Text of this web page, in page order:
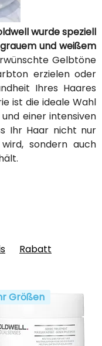
wurde speziell
und weißem
Gelbtöne
erzielen oder
Ihres Haares
ist die ideale Wahl
einer intensiven
Ihr Haar nicht nur
sondern auch
Rabatt
Größen